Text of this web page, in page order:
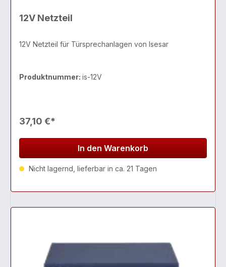
12V Netzteil
12V Netzteil für Türsprechanlagen von Isesar
Produktnummer: is-12V
37,10 €*
In den Warenkorb
Nicht lagernd, lieferbar in ca. 21 Tagen